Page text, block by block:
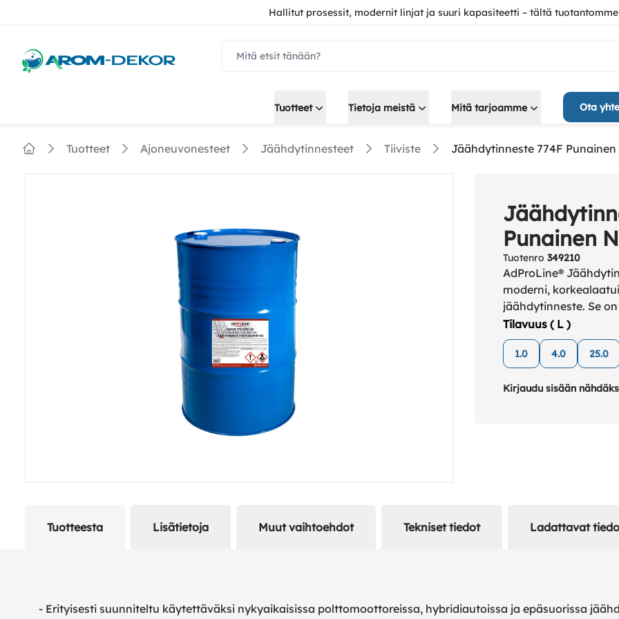
Hallitut prosessit, modernit linjat ja suuri kapasiteetti – tältä
Tuotteet Tietoja meistä Mitä tarjoamme Ota
Tuotteet Ajoneuvonesteet Jäähdytinnesteet Tiiviste Jäähdytinneste 774F Punainen
Punainen
Tuotenro 349210
AdProLine®
moderni,
jäähdytinneste. Se
johtavien ajoneuvo-
asettamia entistä
Tilavuus ( L )
1.0 4.0 25.0
Kirjaudu sisään
Tuotteesta Lisätietoja Muut vaihtoehdot Tekniset tiedot Ladattavat
- Erityisesti suunniteltu käytettäväksi nykyaikaisissa polttomoottoreissa, hybridiautoissa ja epäsuorissa